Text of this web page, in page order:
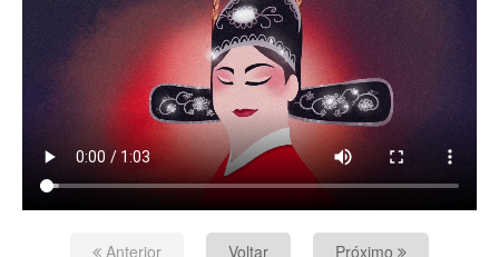
Anterior Voltar Próximo